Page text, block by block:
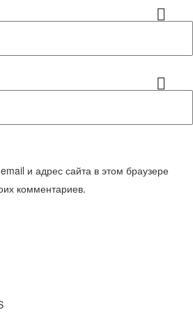
и адрес сайта в этом браузере
комментариев.